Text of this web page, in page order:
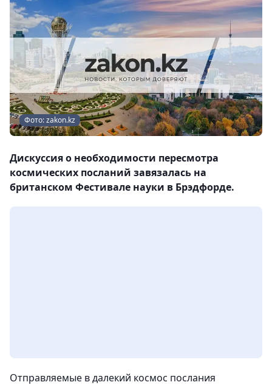
Фото: zakon.kz
Дискуссия о необходимости пересмотра
космических посланий завязалась на
британском Фестивале науки в Брэдфорде.
Отправляемые в далекий космос послания